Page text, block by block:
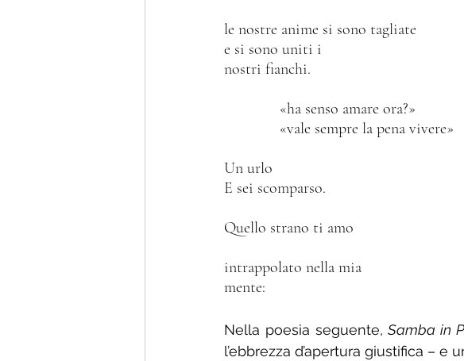
le nostre anime si sono tagliate
e si sono uniti i
nostri fianchi.
              «ha senso amare ora?»
              «vale sempre la pena vivere»
Un urlo
E sei scomparso.
Quello strano ti amo
intrappolato nella mia
mente:
Nella poesia seguente, Samba in
l’ebbrezza d’apertura giustifica – e